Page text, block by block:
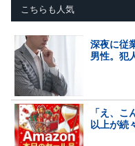
こちらも人気
深夜に従
男性。犯
「え、
以上が続